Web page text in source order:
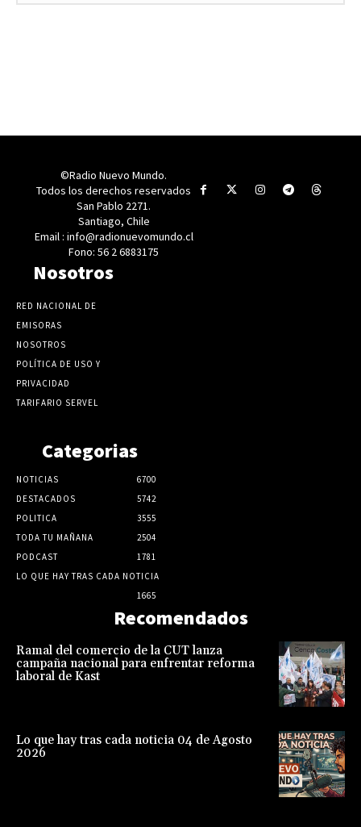
©Radio Nuevo Mundo.
Todos los derechos reservados
San Pablo 2271.
Santiago, Chile
Email : info@radionuevomundo.cl
Fono: 56 2 6883175
Nosotros
RED NACIONAL DE
EMISORAS
NOSOTROS
POLÍTICA DE USO Y
PRIVACIDAD
TARIFARIO SERVEL
Categorias
NOTICIAS
6700
DESTACADOS
5742
POLITICA
3555
TODA TU MAÑANA
2504
PODCAST
1781
LO QUE HAY TRAS CADA NOTICIA
1665
Recomendados
Ramal del comercio de la CUT lanza
campaña nacional para enfrentar reforma
laboral de Kast
Lo que hay tras cada noticia 04 de Agosto
2026